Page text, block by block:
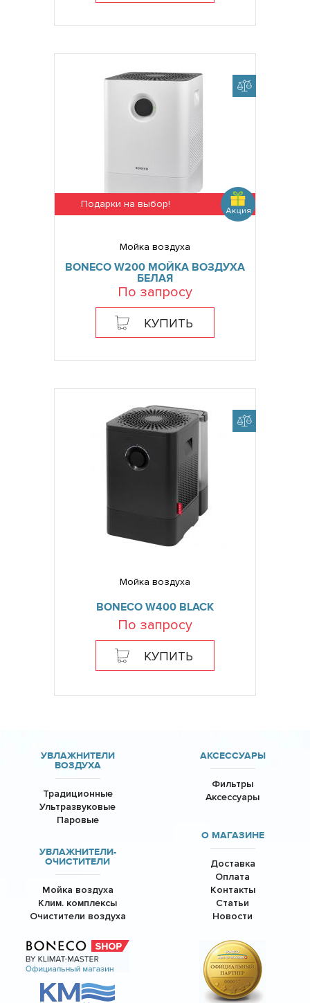
Подарки на выбор!
Мойка воздуха
BONECO W200 МОЙКА ВОЗДУХА
БЕЛАЯ
По запросу
КУПИТЬ
Мойка воздуха
BONECO W400 BLACK
По запросу
КУПИТЬ
УВЛАЖНИТЕЛИ
ВОЗДУХА
Традиционные
Ультразвуковые
Паровые
УВЛАЖНИТЕЛИ-
ОЧИСТИТЕЛИ
Мойка воздуха
Клим. комплексы
Очистители воздуха
АКСЕССУАРЫ
Фильтры
Аксессуары
О МАГАЗИНЕ
Доставка
Оплата
Контакты
Статьи
Новости